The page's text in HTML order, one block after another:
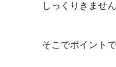
しっくりきません
そこでポイントで